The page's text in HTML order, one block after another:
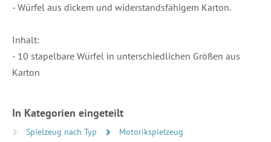
- Würfel aus dickem und widerstandsfähigem Karton.
Inhalt:
- 10 stapelbare Würfel in unterschiedlichen Größen aus
Karton
In Kategorien eingeteilt
Spielzeug nach Typ
Motorikspielzeug